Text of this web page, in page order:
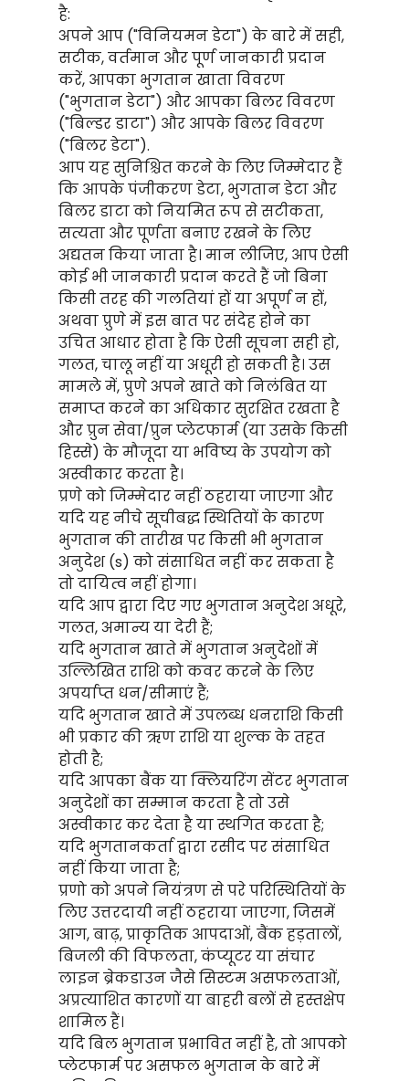
है:
अपने आप ("विनियमन डेटा") के बारे में सही,
सटीक, वर्तमान और पूर्ण जानकारी प्रदान
करें, आपका भुगतान खाता विवरण
("भुगतान डेटा") और आपका बिलर विवरण
("बिल्डर डाटा") और आपके बिलर विवरण
("बिलर डेटा").
आप यह सुनिश्चित करने के लिए जिम्मेदार हैं
कि आपके पंजीकरण डेटा, भुगतान डेटा और
बिलर डाटा को नियमित रूप से सटीकता,
सत्यता और पूर्णता बनाए रखने के लिए
अद्यतन किया जाता है। मान लीजिए, आप ऐसी
कोई भी जानकारी प्रदान करते हैं जो बिना
किसी तरह की गलतियां हों या अपूर्ण न हों,
अथवा प्रुणे में इस बात पर संदेह होने का
उचित आधार होता है कि ऐसी सूचना सही हो,
गलत, चालू नहीं या अधूरी हो सकती है। उस
मामले में, प्रुणे अपने खाते को निलंबित या
समाप्त करने का अधिकार सुरक्षित रखता है
और प्रुन सेवा/प्रुन प्लेटफार्म (या उसके किसी
हिस्से) के मौजूदा या भविष्य के उपयोग को
अस्वीकार करता है।
प्रणे को जिम्मेदार नहीं ठहराया जाएगा और
यदि यह नीचे सूचीबद्ध स्थितियों के कारण
भुगतान की तारीख पर किसी भी भुगतान
अनुदेश (s) को संसाधित नहीं कर सकता है
तो दायित्व नहीं होगा।
यदि आप द्वारा दिए गए भुगतान अनुदेश अधूरे,
गलत, अमान्य या देरी हैं;
यदि भुगतान खाते में भुगतान अनुदेशों में
उल्लिखित राशि को कवर करने के लिए
अपर्याप्त धन/सीमाएं हैं;
यदि भुगतान खाते में उपलब्ध धनराशि किसी
भी प्रकार की ऋण राशि या शुल्क के तहत
होती है;
यदि आपका बैंक या क्लियरिंग सेंटर भुगतान
अनुदेशों का सम्मान करता है तो उसे
अस्वीकार कर देता है या स्थगित करता है;
यदि भुगतानकर्ता द्वारा रसीद पर संसाधित
नहीं किया जाता है;
प्रणो को अपने नियंत्रण से परे परिस्थितियों के
लिए उत्तरदायी नहीं ठहराया जाएगा, जिसमें
आग, बाढ़, प्राकृतिक आपदाओं, बैंक हड़तालों,
बिजली की विफलता, कंप्यूटर या संचार
लाइन ब्रेकडाउन जैसे सिस्टम असफलताओं,
अप्रत्याशित कारणों या बाहरी बलों से हस्तक्षेप
शामिल हैं।
यदि बिल भुगतान प्रभावित नहीं है, तो आपको
प्लेटफार्म पर असफल भुगतान के बारे में